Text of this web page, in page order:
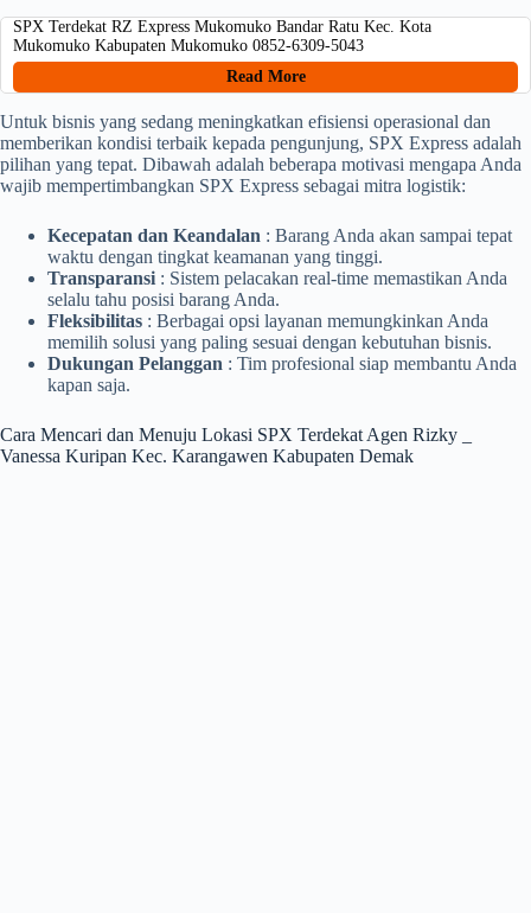
SPX Terdekat RZ Express Mukomuko Bandar Ratu Kec. Kota
Mukomuko Kabupaten Mukomuko 0852-6309-5043
Read More
Untuk bisnis yang sedang meningkatkan efisiensi operasional dan
memberikan kondisi terbaik kepada pengunjung, SPX Express adalah
pilihan yang tepat. Dibawah adalah beberapa motivasi mengapa Anda
wajib mempertimbangkan SPX Express sebagai mitra logistik:
Kecepatan dan Keandalan : Barang Anda akan sampai tepat
waktu dengan tingkat keamanan yang tinggi.
Transparansi : Sistem pelacakan real-time memastikan Anda
selalu tahu posisi barang Anda.
Fleksibilitas : Berbagai opsi layanan memungkinkan Anda
memilih solusi yang paling sesuai dengan kebutuhan bisnis.
Dukungan Pelanggan : Tim profesional siap membantu Anda
kapan saja.
Cara Mencari dan Menuju Lokasi SPX Terdekat Agen Rizky _
Vanessa Kuripan Kec. Karangawen Kabupaten Demak